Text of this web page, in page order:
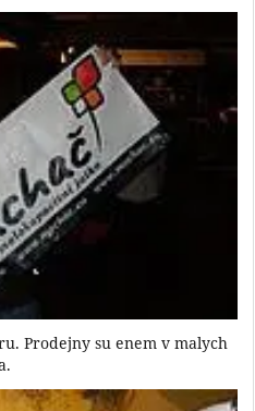
Prodejny su enem v malych